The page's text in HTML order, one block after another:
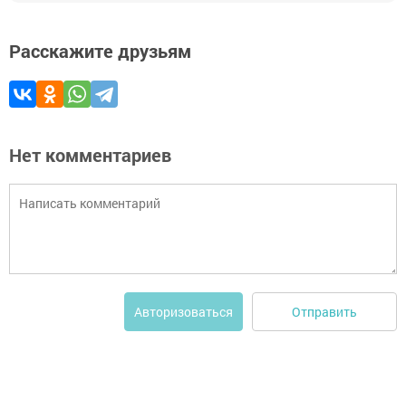
Расскажите друзьям
Нет комментариев
Авторизоваться Отправить